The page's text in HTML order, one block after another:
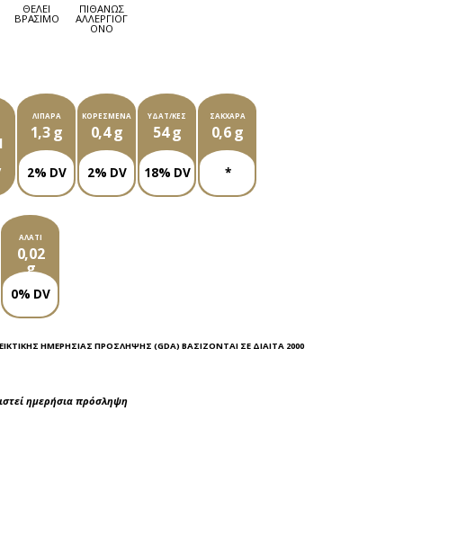
ΘΈΛΕΙ
ΒΡΆΣΙΜΟ
ΠΙΘΑΝΏΣ
ΑΛΛΕΡΓΙΟΓ
ΌΝΟ
ΛΙΠΑΡΆ
1,3 g
2% DV
ΚΟΡΕΣΜΈΝΑ
0,4 g
2% DV
ΥΔΑΤ/ΚΕΣ
54 g
18% DV
ΣΆΚΧΑΡΑ
0,6 g
*
ΑΛΆΤΙ
0,02
g
0% DV
ΗΜΕΡΉΣΙΑΣ ΠΡΌΣΛΗΨΗΣ (GDA) ΒΑΣΊΖΟΝΤΑΙ ΣΕ ΔΊΑΙΤΑ 2000
ημερήσια πρόσληψη